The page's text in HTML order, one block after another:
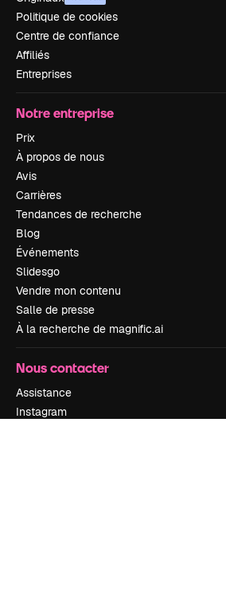
Politique de cookies
Centre de confiance
Affiliés
Entreprises
Notre entreprise
Prix
À propos de nous
Avis
Carrières
Tendances de recherche
Blog
Événements
Slidesgo
Vendre mon contenu
Salle de presse
À la recherche de magnific.ai
Nous contacter
Assistance
Instagram